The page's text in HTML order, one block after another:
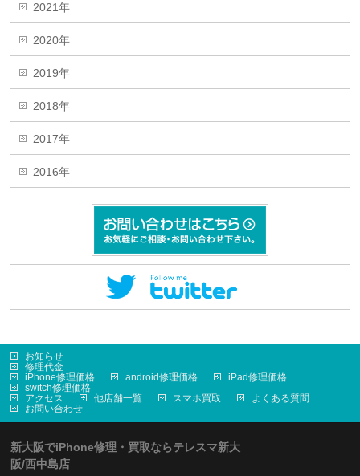
2021年
2020年
2019年
2018年
2017年
2016年
お知らせ
修理代金
iPhone修理価格
android修理価格
iPad修理価格
switch修理価格
アクセス
他店舗一覧 スマホ買取
よくある質問
お問い合わせ
新大阪でiPhone修理・買取ならテレスマ新大
阪/西中島店